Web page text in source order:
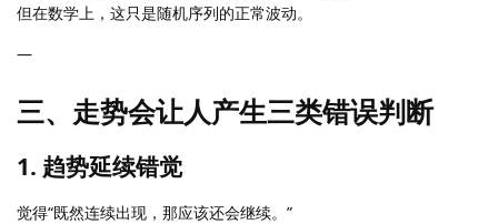
但在数学上，这只是随机序列的正常波动。
—
三、走势会让人产生三类错误判断
1. 趋势延续错觉
觉得“既然连续出现，那应该还会继续。”